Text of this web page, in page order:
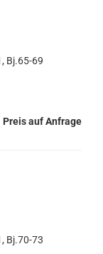
Bj.65-69
Preis auf Anfrage
Bj.70-73